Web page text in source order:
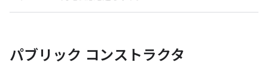
パブリック コンストラクタ